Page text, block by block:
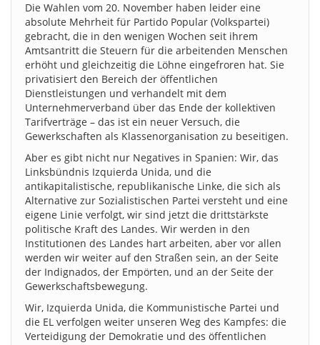
Die Wahlen vom 20. November haben leider eine
absolute Mehrheit für Partido Popular (Volkspartei)
gebracht, die in den wenigen Wochen seit ihrem
Amtsantritt die Steuern für die arbeitenden Menschen
erhöht und gleichzeitig die Löhne eingefroren hat. Sie
privatisiert den Bereich der öffentlichen
Dienstleistungen und verhandelt mit dem
Unternehmerverband über das Ende der kollektiven
Tarifverträge – das ist ein neuer Versuch, die
Gewerkschaften als Klassenorganisation zu beseitigen.
Aber es gibt nicht nur Negatives in Spanien: Wir, das
Linksbündnis Izquierda Unida, und die
antikapitalistische, republikanische Linke, die sich als
Alternative zur Sozialistischen Partei versteht und eine
eigene Linie verfolgt, wir sind jetzt die drittstärkste
politische Kraft des Landes. Wir werden in den
Institutionen des Landes hart arbeiten, aber vor allen
werden wir weiter auf den Straßen sein, an der Seite
der Indignados, der Empörten, und an der Seite der
Gewerkschaftsbewegung.
Wir, Izquierda Unida, die Kommunistische Partei und
die EL verfolgen weiter unseren Weg des Kampfes: die
Verteidigung der Demokratie und des öffentlichen